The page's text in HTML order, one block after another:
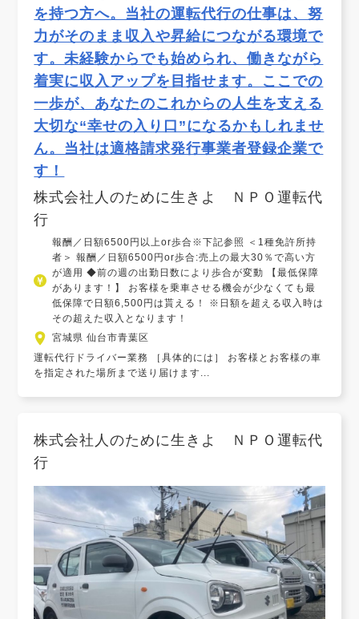
を持つ方へ。当社の運転代行の仕事は、努
力がそのまま収入や昇給につながる環境で
す。未経験からでも始められ、働きながら
着実に収入アップを目指せます。ここでの
一歩が、あなたのこれからの人生を支える
大切な“幸せの入り口”になるかもしれませ
ん。当社は適格請求発行事業者登録企業で
す！
株式会社人のために生きよ ＮＰＯ運転代
行
報酬／日額6500円以上or歩合※下記参照 ＜1種免許所持
者＞ 報酬／日額6500円or歩合:売上の最大30％で高い方
が適用 ◆前の週の出勤日数により歩合が変動 【最低保障
があります！】 お客様を乗車させる機会が少なくても最
低保障で日額6,500円は貰える！ ※日額を超える収入時は
その超えた収入となります！
宮城県 仙台市青葉区
運転代行ドライバー業務 ［具体的には］ お客様とお客様の車
を指定された場所まで送り届けます...
株式会社人のために生きよ ＮＰＯ運転代
行